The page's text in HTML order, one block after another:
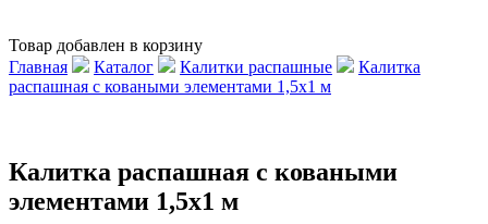
Товар добавлен в корзину
Главная
Каталог Калитки распашные
Калитка
распашная с коваными элементами 1,5х1 м
Калитка распашная с коваными
элементами 1,5х1 м